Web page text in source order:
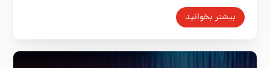
بیشتر بخوانید